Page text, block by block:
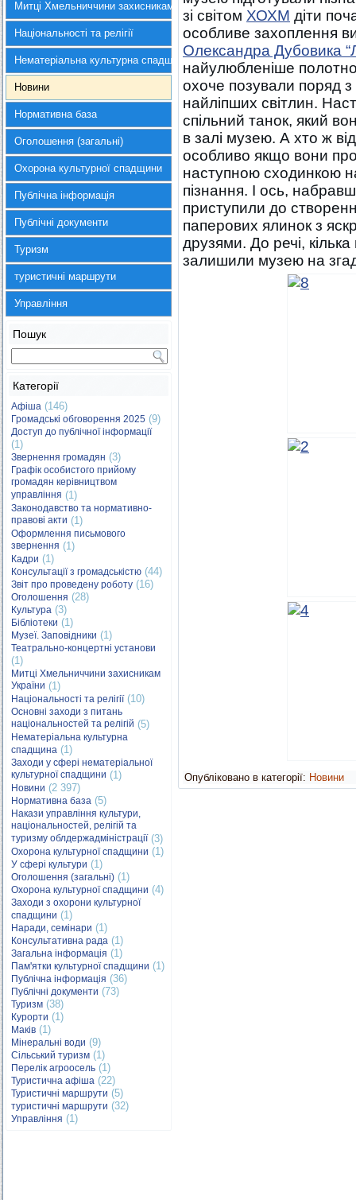
Митці Хмельниччини захисникам України
Національності та релігії
Нематеріальна культурна спадщина
Новини
Нормативна база
Оголошення (загальні)
Охорона культурної спадщини
Публічна інформація
Публічні документи
Туризм
туристичні маршрути
Управління
Пошук
Категорії
Афіша (146)
Громадські обговорення 2025 (9)
Доступ до публічної інформації
(1)
Звернення громадян (3)
Графік особистого прийому
громадян керівництвом
управління (1)
Законодавство та нормативно-
правові акти (1)
Оформлення письмового
звернення (1)
Кадри (1)
Консультації з громадськістю (44)
Звіт про проведену роботу (16)
Оголошення (28)
Культура (3)
Бібліотеки (1)
Музеї. Заповідники (1)
Театрально-концертні установи
(1)
Митці Хмельниччини захисникам
України (1)
Національності та релігії(10)
Основні заходи з питань
національностей та релігій (5)
Нематеріальна культурна
спадщина (1)
Заходи у сфері нематеріальної
культурної спадщини (1)
Новини (2 397)
Нормативна база (5)
Накази управління культури,
національностей, релігій та
туризму облдержадміністрації(3)
Охорона культурної спадщини (1)
У сфері культури (1)
Оголошення (загальні) (1)
Охорона культурної спадщини (4)
Заходи з охорони культурної
спадщини (1)
Наради, семінари (1)
Консультативна рада (1)
Загальна інформація (1)
Пам'ятки культурної спадщини (1)
Публічна інформація (36)
Публічні документи (73)
Туризм (38)
Курорти (1)
Маків (1)
Мінеральні води (9)
Сільський туризм (1)
Перелік агроосель (1)
Туристична афіша (22)
Туристичні маршрути (5)
туристичні маршрути (32)
Управління (1)
зі світом ХОХМ діти
особливе захоплення
Олександра Дубовика
найулюбленіше полотно
охоче позували поряд
найліпших світлин.
спільний танок, який
в залі музею. А хто ж
особливо якщо вони
наступною сходинкою
пізнання. І ось,
приступили до
паперових ялинок з
друзями. До речі, кілька
залишили музею на
Опубліковано в категорії: Новини